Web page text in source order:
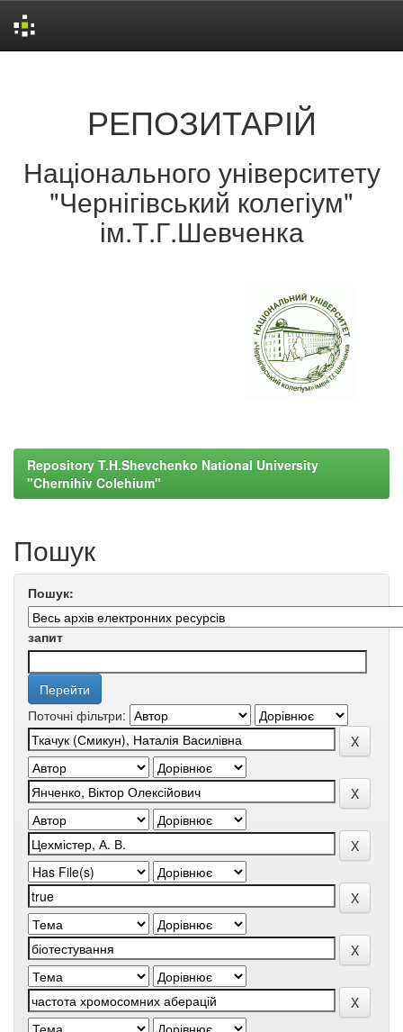
РЕПОЗИТАРІЙ
Національного університету
"Чернігівський колегіум"
ім.Т.Г.Шевченка
Repository T.H.Shevchenko National University
"Chernihiv Colehium"
Пошук
Пошук:
запит
Поточні фільтри: